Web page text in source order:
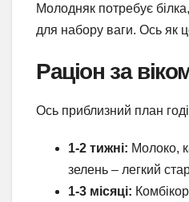
Молодняк потребує
для набору ваги. Ось як
Раціон за
Ось приблизний план
1-2 тижні: Молоко,
зелень – легкий
1-3 місяці: